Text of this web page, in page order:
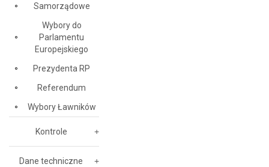
Samorządowe
Wybory do
Parlamentu
Europejskiego
Prezydenta RP
Referendum
Wybory Ławników
Kontrole
Dane techniczne